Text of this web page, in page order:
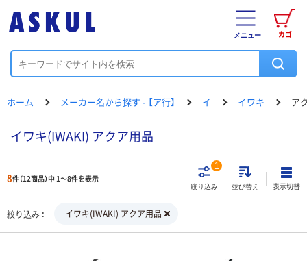
カゴ
メニュー
ホーム メーカー名から探す - 【ア行】 イ イワキ ア
イワキ(IWAKI) アクア用品
8件（12商品）中 1～8件を表示
絞り込み
1
並び替え 表示切替
絞り込み イワキ(IWAKI) アクア用品